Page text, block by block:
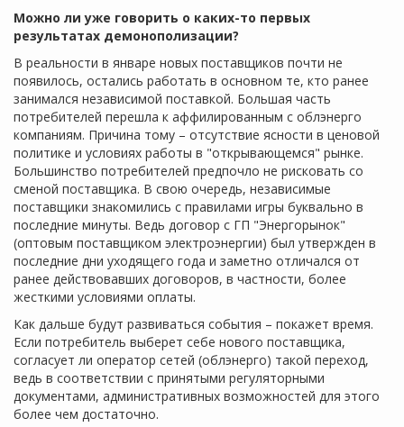
Можно ли уже говорить о каких-то первых
результатах демонополизации?
В реальности в январе новых поставщиков почти не
появилось, остались работать в основном те, кто ранее
занимался независимой поставкой. Большая часть
потребителей перешла к аффилированным с облэнерго
компаниям. Причина тому – отсутствие ясности в ценовой
политике и условиях работы в "открывающемся" рынке.
Большинство потребителей предпочло не рисковать со
сменой поставщика. В свою очередь, независимые
поставщики знакомились с правилами игры буквально в
последние минуты. Ведь договор с ГП "Энергорынок"
(оптовым поставщиком электроэнергии) был утвержден в
последние дни уходящего года и заметно отличался от
ранее действовавших договоров, в частности, более
жесткими условиями оплаты.
Как дальше будут развиваться события – покажет время.
Если потребитель выберет себе нового поставщика,
согласует ли оператор сетей (облэнерго) такой переход,
ведь в соответствии с принятыми регуляторными
документами, административных возможностей для этого
более чем достаточно.